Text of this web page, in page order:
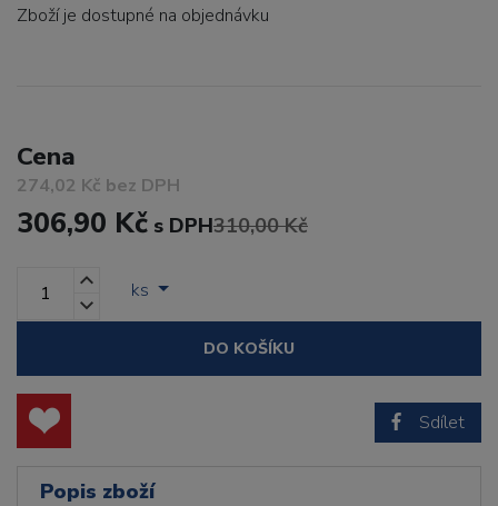
Zboží je dostupné na objednávku
Cena
274,02 Kč bez DPH
306,90 Kč s DPH310,00 Kč
ks
DO KOŠÍKU
Sdílet
Popis zboží